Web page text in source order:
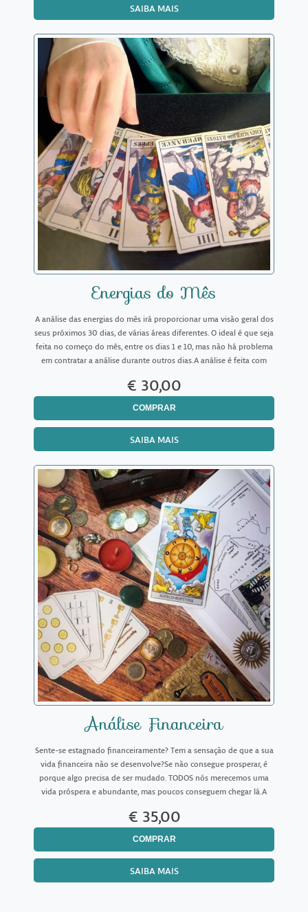
SAIBA MAIS
Energias do Mês
A análise das energias do mês irá proporcionar uma visão geral dos
seus próximos 30 dias, de várias áreas diferentes. O ideal é que seja
feita no começo do mês, entre os dias 1 e 10, mas não há problema
em contratar a análise durante outros dias.A análise é feita com
€ 30,00
COMPRAR
SAIBA MAIS
Análise Financeira
Sente-se estagnado financeiramente? Tem a sensação de que a sua
vida financeira não se desenvolve?Se não consegue prosperar, é
porque algo precisa de ser mudado. TODOS nós merecemos uma
vida próspera e abundante, mas poucos conseguem chegar lá.A
€ 35,00
COMPRAR
SAIBA MAIS